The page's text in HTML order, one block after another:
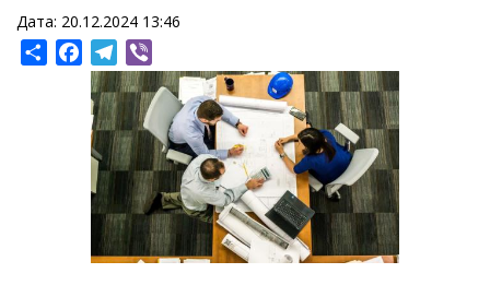
Дата: 20.12.2024 13:46
ShareFacebookTelegram